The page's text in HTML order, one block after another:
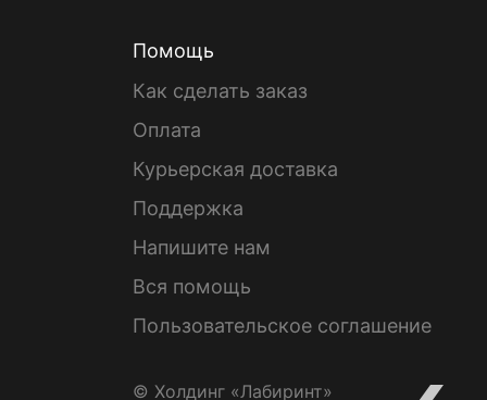
Помощь
Как сделать заказ
Оплата
Курьерская доставка
Поддержка
Напишите нам
Вся помощь
Пользовательское соглашение
© Холдинг «Лабиринт»